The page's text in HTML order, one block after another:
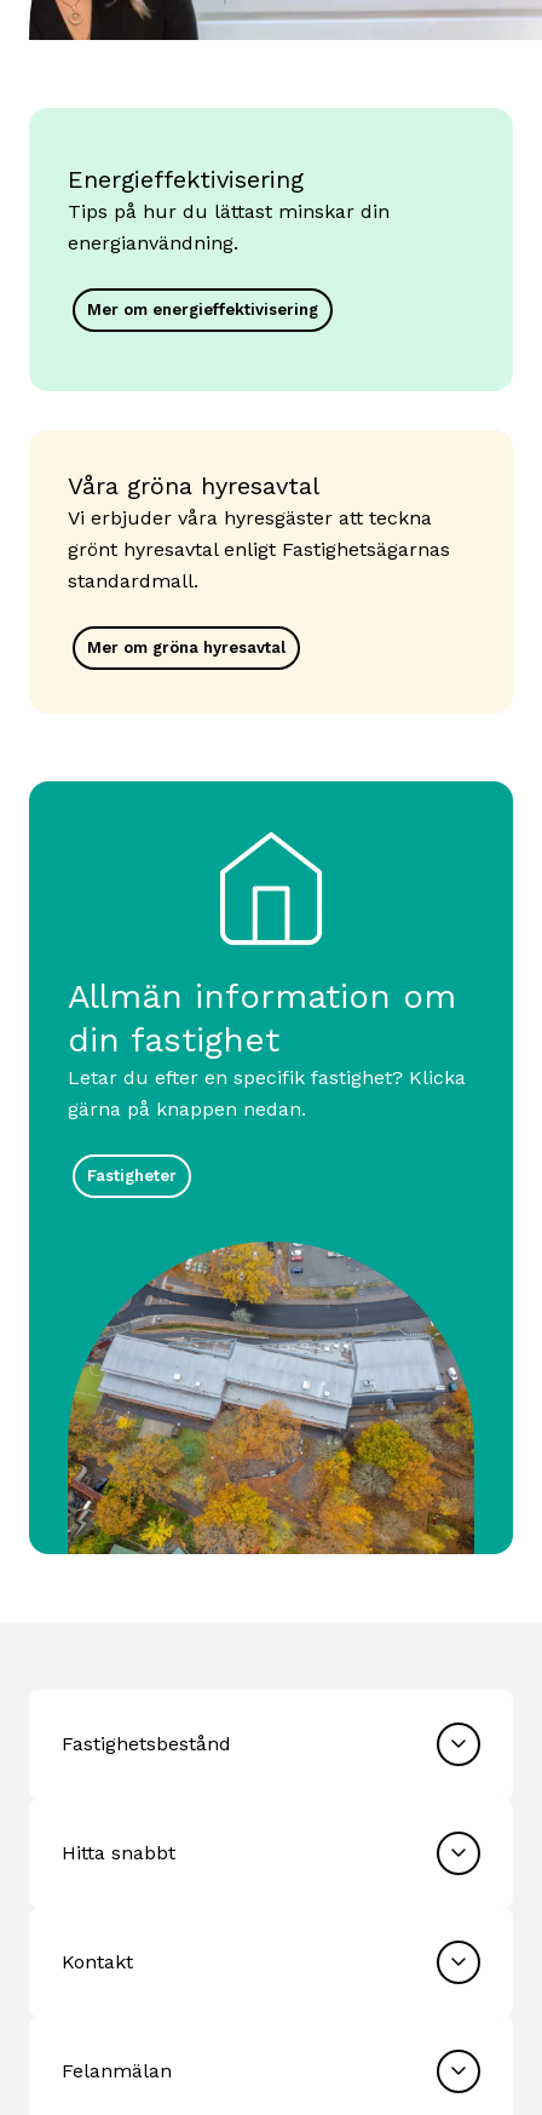
Energieffektivisering
Tips på hur du lättast minskar din
energianvändning.
Mer om energieffektivisering
Våra gröna hyresavtal
Vi erbjuder våra hyresgäster att teckna
grönt hyresavtal enligt Fastighetsägarnas
standardmall.
Mer om gröna hyresavtal
Allmän information om
din fastighet
Letar du efter en specifik fastighet? Klicka
gärna på knappen nedan.
Fastigheter
Fastighetsbestånd
Hitta snabbt
Kontakt
Felanmälan